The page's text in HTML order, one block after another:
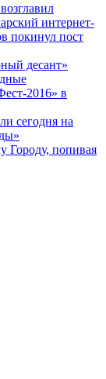
интернет-
покинул пост
десант»
2016» в
сегодня на
попивая